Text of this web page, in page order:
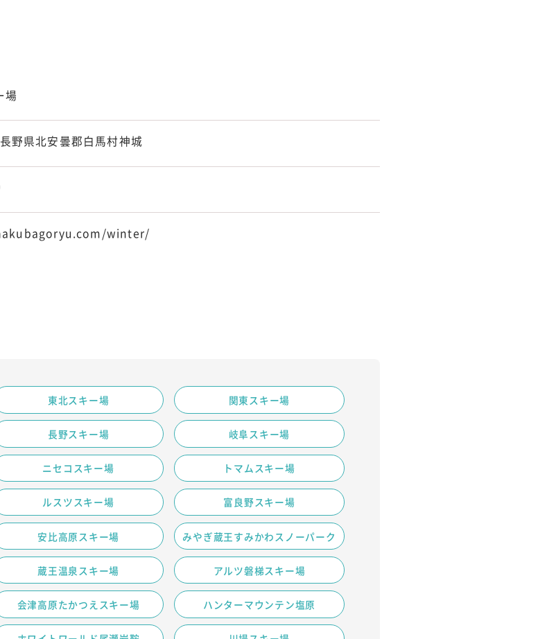
場
野県北安曇郡白馬村神城
winter/
東北スキー場 関東スキー場
長野スキー場 岐阜スキー場
ニセコスキー場 トマムスキー場
ルスツスキー場 富良野スキー場
安比高原スキー場 みやぎ蔵王すみかわスノーパーク
蔵王温泉スキー場 アルツ磐梯スキー場
会津高原たかつえスキー場 ハンターマウンテン塩原